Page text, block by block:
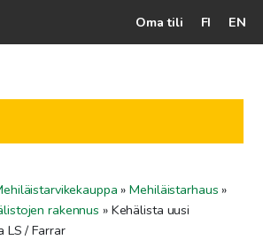
Oma tili FI EN
»Mehiläistarhaus »
rakennus » Kehälista uusi
LS / Farrar